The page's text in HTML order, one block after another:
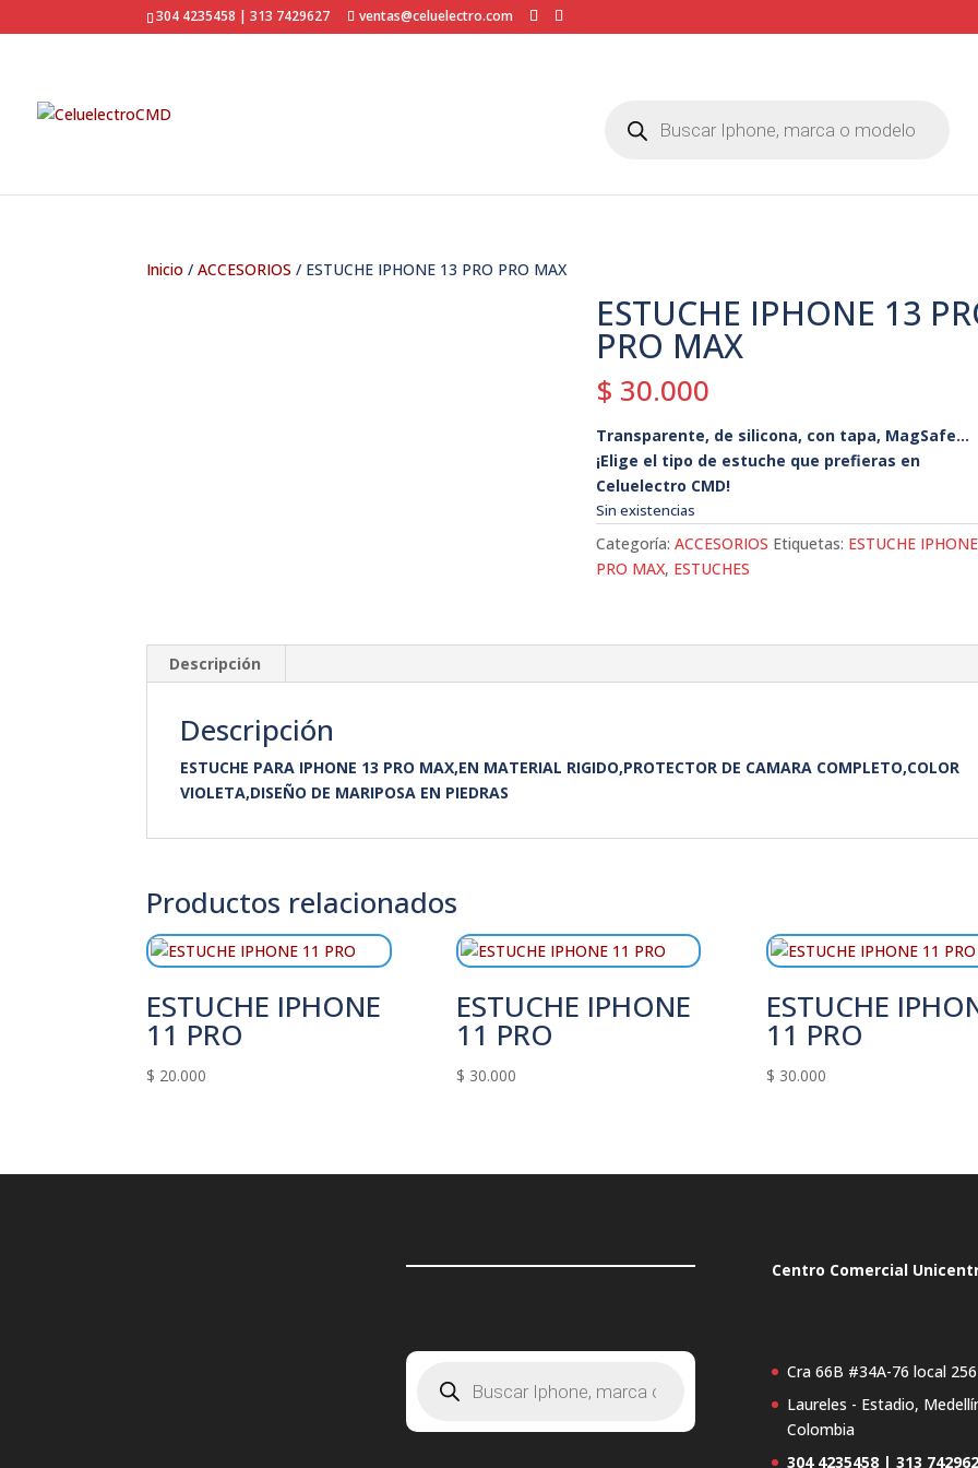
304 4235458 | 313 7429627 ventas@celuelectro.com
productos
Inicio /ACCESORIOS / ESTUCHE IPHONE 13 PRO PRO MAX
ESTUCHE IPHONE 13
PRO MAX
$ 30.000
Transparente, de silicona, con tapa, MagSafe…
¡Elige el tipo de estuche que prefieras en
Celuelectro CMD!
Sin existencias
Categoría:ACCESORIOS Etiquetas: ESTUCHE
PRO MAX, ESTUCHES
Descripción
Descripción
ESTUCHE PARA IPHONE 13 PRO MAX,EN MATERIAL RIGIDO,PROTECTOR DE CAMARA COMPLETO,COLOR
VIOLETA,DISEÑO DE MARIPOSA EN PIEDRAS
Productos relacionados
ESTUCHE IPHONE
11 PRO
$ 20.000
ESTUCHE IPHONE
11 PRO
$ 30.000
ESTUCHE
11 PRO
$ 30.000
Centro Comercial
Cra 66B #34A-76 local 256
Laureles - Estadio,
Colombia
304 4235458 | 313